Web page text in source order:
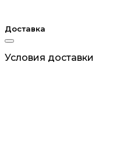
Доставка
Условия доставки